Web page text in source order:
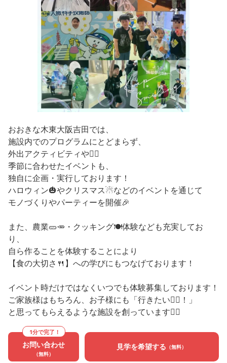
おおきな木東大阪吉田では、
施設内でのプログラムにとどまらず、
外出アクティビティや🚵‍♀️
季節に合わせたイベントも、
独自に企画・実行しております！
ハロウィン🎃やクリスマス☃などのイベントを通じて
モノづくりやパーティーを開催🎉
また、農業🥒🥕・クッキング🍽体験なども充実してお
り、
自ら作ることを体験することにより
【食の大切さ🍴】への学びにもつなげております！
イベント時だけではなくいつでも体験募集しております！
ご家族様はもちろん、お子様にも「行きたい🏃‍♂️！」
と思ってもらえるような施設を創っています🙆‍♀️
1分で完了！
お問い合わせ
（無料）
見学を希望する （無料）